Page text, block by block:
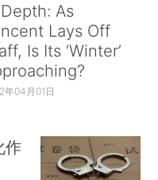
As
Lays Off
Is Its ‘Winter’
年04月01日
作